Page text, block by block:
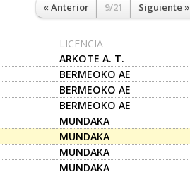
« Anterior 9/21 Siguiente »
LICENCIA
ARKOTE A. T.
BERMEOKO AE
BERMEOKO AE
BERMEOKO AE
MUNDAKA
MUNDAKA
MUNDAKA
MUNDAKA